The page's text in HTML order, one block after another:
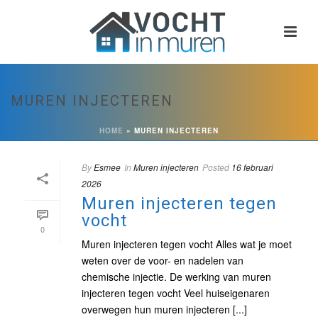
MUREN INJECTEREN
HOME » MUREN INJECTEREN
0
ByEsmee In Muren injecteren Posted 16 februari
2026
Muren injecteren tegen
vocht
Muren injecteren tegen vocht Alles wat je moet
weten over de voor- en nadelen van
chemische injectie. De werking van muren
injecteren tegen vocht Veel huiseigenaren
overwegen hun muren injecteren [...]